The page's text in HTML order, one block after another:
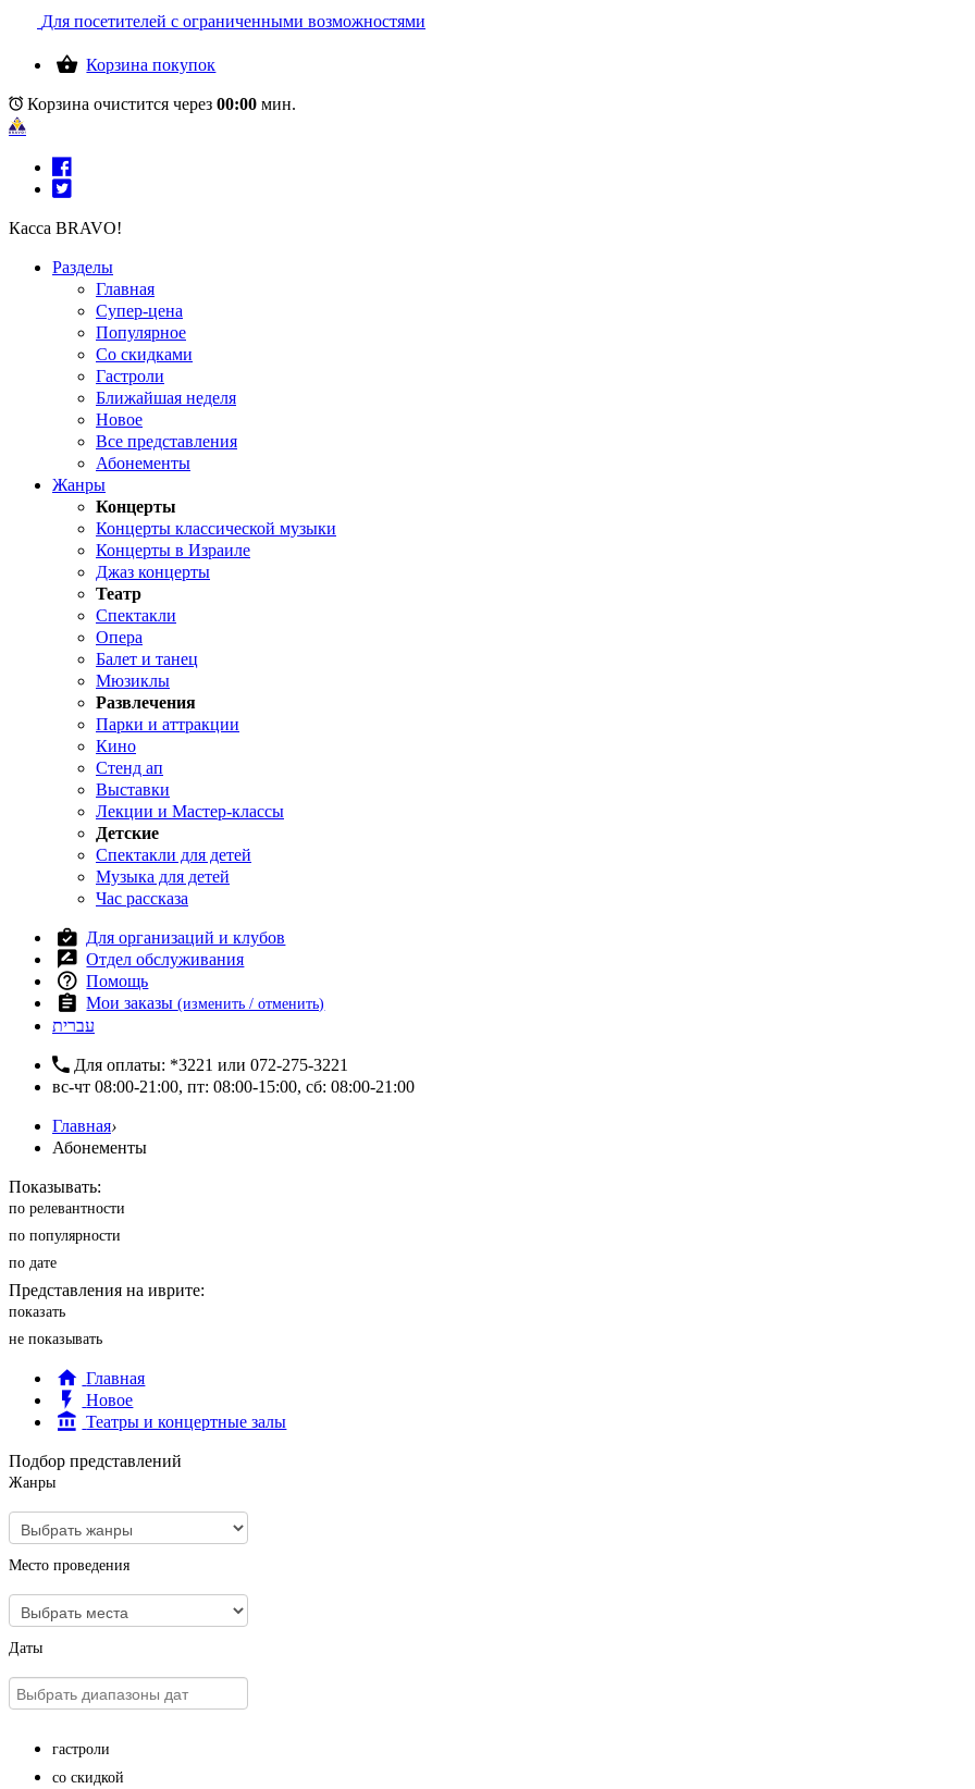
Для посетителей с ограниченными возможностями
Корзина покупок
Корзина очистится через 00:00 мин.
Касса BRAVO!
Разделы
Главная
Супер-цена
Популярное
Со скидками
Гастроли
Ближайшая неделя
Новое
Все представления
Абонементы
Жанры
Концерты
Концерты классической музыки
Концерты в Израиле
Джаз концерты
Театр
Спектакли
Опера
Балет и танец
Мюзиклы
Развлечения
Парки и аттракции
Кино
Стенд ап
Выставки
Лекции и Мастер-классы
Детские
Спектакли для детей
Музыка для детей
Час рассказа
Для организаций и клубов
Отдел обслуживания
Помощь
Мои заказы(изменить / отменить)
עברית
Для оплаты: *3221 или 072-275-3221
вс-чт 08:00-21:00, пт: 08:00-15:00, сб: 08:00-21:00
Главная›
Абонементы
Показывать:
по релевантности
по популярности
по дате
Представления на иврите:
показать
не показывать
Главная
Новое
Театры и концертные залы
Подбор представлений
Жанры
Место проведения
Даты
гастроли
со скидкой